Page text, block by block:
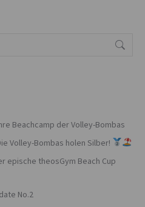
Beachcamp der Volley-Bombas
Volley-Bombas holen Silber!
epische theosGym Beach Cup
No.2